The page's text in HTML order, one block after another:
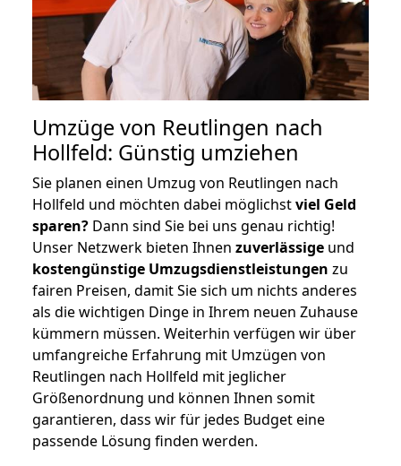
Umzüge von Reutlingen nach
Hollfeld: Günstig umziehen
Sie planen einen Umzug von Reutlingen nach
Hollfeld und möchten dabei möglichstviel Geld
sparen? Dann sind Sie bei uns genau richtig!
Unser Netzwerk bieten Ihnen zuverlässige und
kostengünstige Umzugsdienstleistungen zu
fairen Preisen, damit Sie sich um nichts anderes
als die wichtigen Dinge in Ihrem neuen Zuhause
kümmern müssen. Weiterhin verfügen wir über
umfangreiche Erfahrung mit Umzügen von
Reutlingen nach Hollfeld mit jeglicher
Größenordnung und können Ihnen somit
garantieren, dass wir für jedes Budget eine
passende Lösung finden werden.